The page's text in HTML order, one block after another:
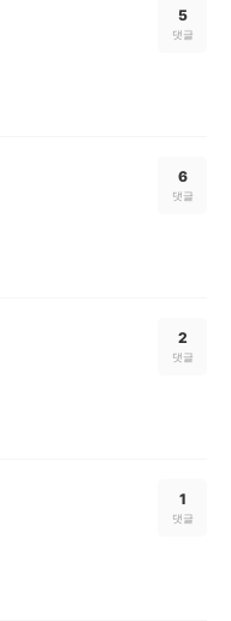
5
댓글
6
댓글
2
댓글
1
댓글